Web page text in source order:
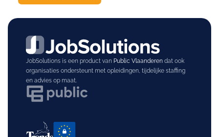
JobSolutions is een product van Public Vlaanderendat ook
organisaties ondersteunt met opleidingen, tijdelijke staffing
en advies op maat.